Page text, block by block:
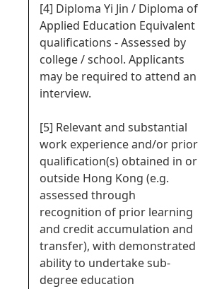
[4] Diploma Yi Jin / Diploma of
Applied Education Equivalent
qualifications - Assessed by
college / school. Applicants
may be required to attend an
interview.
[5] Relevant and substantial
work experience and/or prior
qualification(s) obtained in or
outside Hong Kong (e.g.
assessed through
recognition of prior learning
and credit accumulation and
transfer), with demonstrated
ability to undertake sub-
degree education